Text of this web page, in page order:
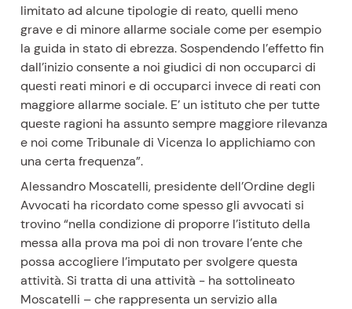
limitato ad alcune tipologie di reato, quelli meno
grave e di minore allarme sociale come per esempio
la guida in stato di ebrezza. Sospendendo l’effetto fin
dall’inizio consente a noi giudici di non occuparci di
questi reati minori e di occuparci invece di reati con
maggiore allarme sociale. E’ un istituto che per tutte
queste ragioni ha assunto sempre maggiore rilevanza
e noi come Tribunale di Vicenza lo applichiamo con
una certa frequenza”.
Alessandro Moscatelli, presidente dell’Ordine degli
Avvocati ha ricordato come spesso gli avvocati si
trovino “nella condizione di proporre l’istituto della
messa alla prova ma poi di non trovare l’ente che
possa accogliere l’imputato per svolgere questa
attività. Si tratta di una attività - ha sottolineato
Moscatelli – che rappresenta un servizio alla